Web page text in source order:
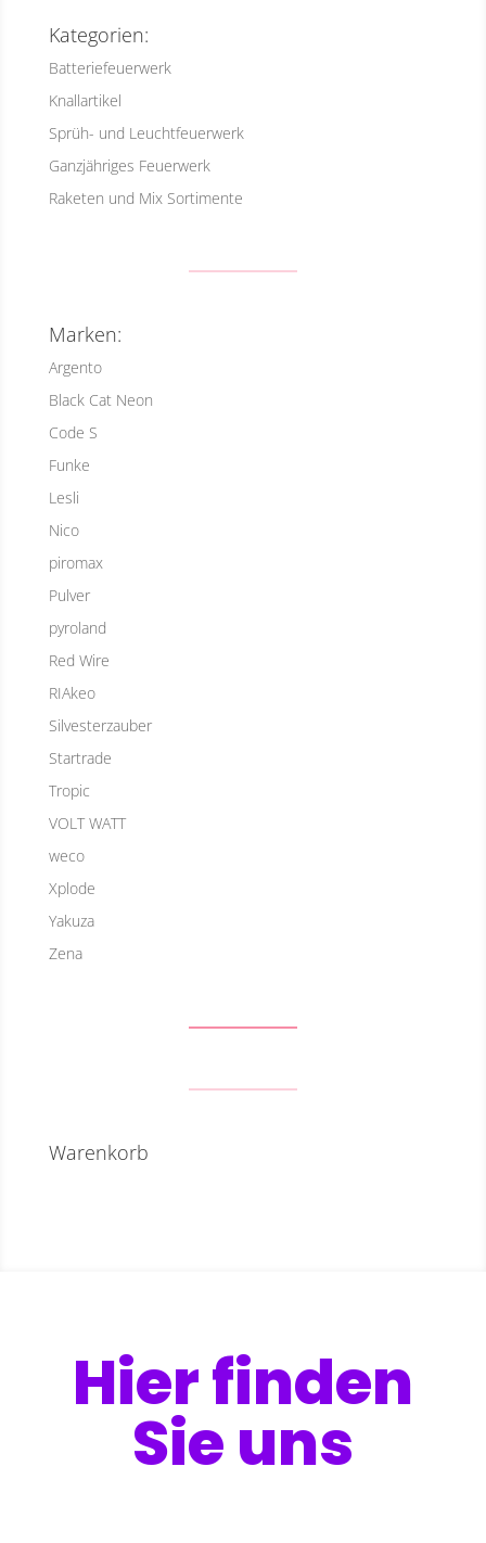
Kategorien:
Batteriefeuerwerk
Knallartikel
Sprüh- und Leuchtfeuerwerk
Ganzjähriges Feuerwerk
Raketen und Mix Sortimente
Marken:
Argento
Black Cat Neon
Code S
Funke
Lesli
Nico
piromax
Pulver
pyroland
Red Wire
RIAkeo
Silvesterzauber
Startrade
Tropic
VOLT WATT
weco
Xplode
Yakuza
Zena
Warenkorb
Hier finden
Sie uns